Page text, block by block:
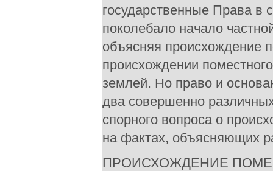
государственные Права в
поколебало начало
объясняя происхождение
происхождении
землей. Но право и
два совершенно
спорного вопроса о
на фактах, объясняющих
ПРОИСХОЖДЕНИЕ